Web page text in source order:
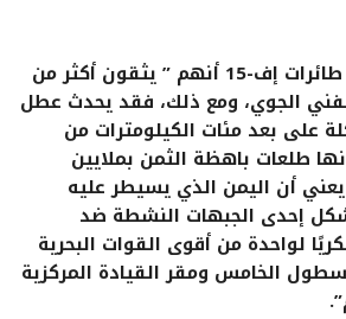
ونقل عن قائد سرب طائرات إف-15 أنهم ” يثقون أكثر من
الفني الجوي، ومع ذلك، فقد يحدث عطل
على بعد مئات الكيلومترات من
طلعات باهظة الثمن بملايين
أن اليمن الذي يسيطر عليه
إحدى الجبهات النشطة ضد
لواحدة من أقوى القوات البحرية
الخامس ومقر القيادة المركزية